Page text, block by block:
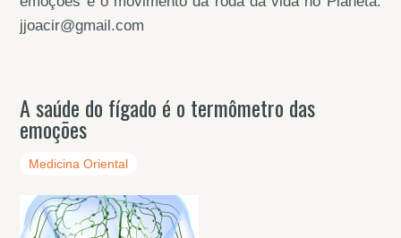
jjoacir@gmail.com
A saúde do fígado é o termômetro das
emoções
Medicina Oriental